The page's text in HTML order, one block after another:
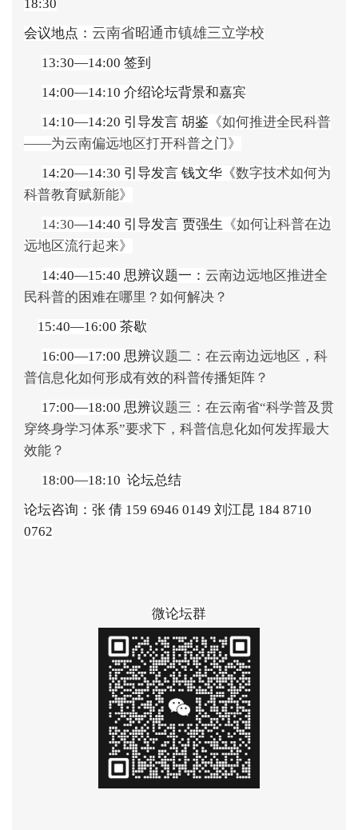
18:30
会议地点： 云南省昭通市镇雄三立学校
13:30—14:00 签到
14:00—14:10 介绍论坛背景和嘉宾
14:10—14:20 引导发言 胡鉴 《如何推进全民科普
——为云南偏远地区打开科普之门》
14:20—14:30 引导发言 钱文华 《数字技术如何为
科普教育赋新能》
14:30—14:40 引导发言 贾强生 《如何让科普在边
远地区流行起来》
14:40—15:40 思辨议题一： 云南边远地区推进全
民科普的困难在哪里？如何解决？
15:40—16:00 茶歇
16:00—17:00 思辨议题二：在云南边远地区，科
普信息化如何形成有效的科普传播矩阵？
17:00—18:00 思辨议题三：在云南省“科学普及贯
穿终身学习体系”要求下，科普信息化如何发挥最大
效能？
18:00—18:10 论坛总结
论坛咨询：张 倩 159 6946 0149 刘江昆 184 8710
0762
微论坛群